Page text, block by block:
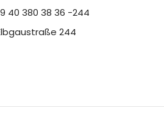
40 380 38 36 -244
244